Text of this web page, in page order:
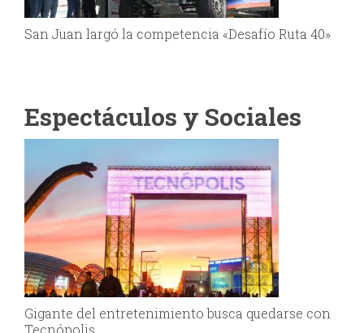
San Juan largó la competencia «Desafío Ruta 40»
Espectáculos y Sociales
Gigante del entretenimiento busca quedarse con